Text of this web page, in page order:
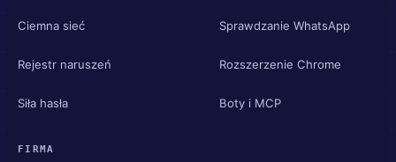
Ciemna sieć
Rejestr naruszeń
Siła hasła
Sprawdzanie WhatsApp
Rozszerzenie Chrome
Boty i MCP
FIRMA